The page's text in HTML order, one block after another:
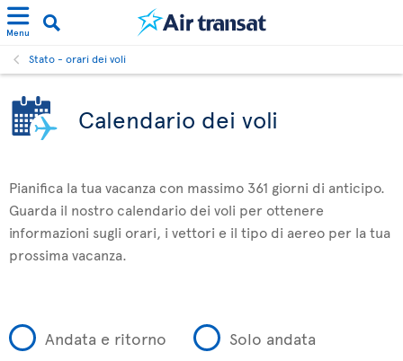
Menu
Stato - orari dei voli
Calendario dei voli
Pianifica la tua vacanza con massimo 361 giorni di anticipo.
Guarda il nostro calendario dei voli per ottenere
informazioni sugli orari, i vettori e il tipo di aereo per la tua
prossima vacanza.
Andata e ritorno Solo andata